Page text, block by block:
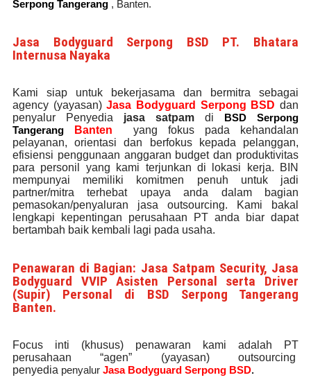
Serpong Tangerang , Banten.
Jasa Bodyguard Serpong BSD PT. Bhatara
Internusa Nayaka
Kami siap untuk bekerjasama dan bermitra sebagai
agency (yayasan)Jasa Bodyguard Serpong BSD dan
penyalur Penyedia jasa satpam di BSD Serpong
Tangerang Banten
yang fokus pada kehandalan
pelayanan, orientasi dan berfokus kepada pelanggan,
efisiensi penggunaan anggaran budget dan produktivitas
para personil yang kami terjunkan di lokasi kerja. BIN
mempunyai memiliki komitmen penuh untuk jadi
partner/mitra terhebat upaya anda dalam bagian
pemasokan/penyaluran jasa outsourcing. Kami bakal
lengkapi kepentingan perusahaan PT anda biar dapat
bertambah baik kembali lagi pada usaha.
Penawaran di Bagian: Jasa Satpam Security, Jasa
Bodyguard VVIP Asisten Personal serta Driver
(Supir) Personal di BSD Serpong Tangerang
Banten.
Focus inti (khusus) penawaran kami adalah PT
perusahaan “agen” (yayasan) outsourcing
penyedia penyalur Jasa Bodyguard Serpong BSD.